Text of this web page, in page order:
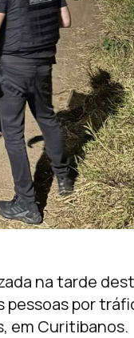
na tarde
por
em Curitibanos.